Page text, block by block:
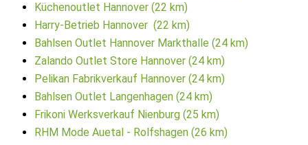
Küchenoutlet Hannover (22 km)
Harry-Betrieb Hannover (22 km)
Bahlsen Outlet Hannover Markthalle (24 km)
Zalando Outlet Store Hannover (24 km)
Pelikan Fabrikverkauf Hannover (24 km)
Bahlsen Outlet Langenhagen (24 km)
Frikoni Werksverkauf Nienburg (25 km)
RHM Mode Auetal - Rolfshagen (26 km)